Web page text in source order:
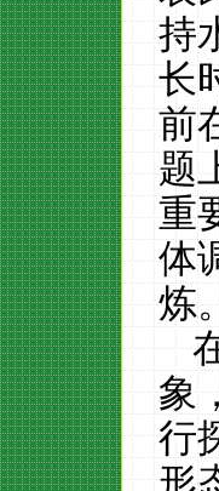
持
长
前
题
重
体
炼
象
行